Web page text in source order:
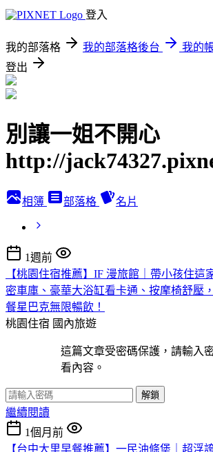
登入
我的部落格 我的部落格後台
我的
登出
別讓一姐不開心
http://
相簿 部落格 名片
1週前
【桃園住宿推薦】IF 漫旅館｜帶小孩住這
密車庫、豪華大浴缸看卡通、按摩椅舒壓
餐星巴克無限暢飲！
桃園住宿 國內旅遊
這篇文章受密碼保護，請輸入
看內容。
解鎖
繼續閱讀
1個月前
【台中大里早餐推薦】一民油條堡｜超浮